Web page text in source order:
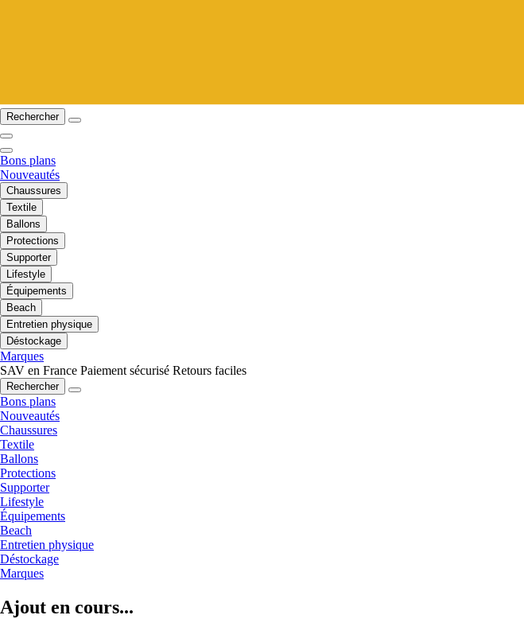
Rechercher
Bons plans
Nouveautés
Chaussures
Textile
Ballons
Protections
Supporter
Lifestyle
Équipements
Beach
Entretien physique
Déstockage
Marques
SAV en France Paiement sécurisé Retours faciles
Rechercher
Bons plans
Nouveautés
Chaussures
Textile
Ballons
Protections
Supporter
Lifestyle
Équipements
Beach
Entretien physique
Déstockage
Marques
Ajout en cours...